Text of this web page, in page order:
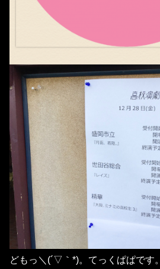
どもっ＼(´▽｀*)。てっくぱぱです。